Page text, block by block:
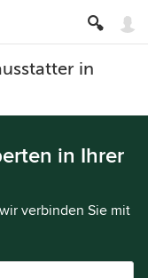
in
in Ihrer
verbinden Sie mit